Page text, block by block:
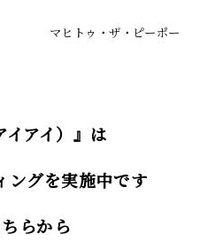
マヒトゥ・ザ・ピーポー
アイ）』は
ングを実施中です
らから